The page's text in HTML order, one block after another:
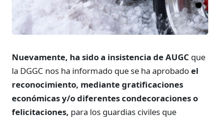
Nuevamente, ha sido a insistencia de AUGC que
la DGGC nos ha informado que se ha aprobadoel
reconocimiento, mediante gratificaciones
económicas y/o diferentes condecoraciones o
felicitaciones, para los guardias civiles que